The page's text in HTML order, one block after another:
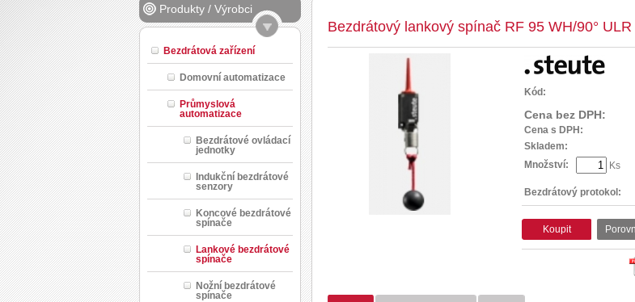
Produkty / Výrobci
Bezdrátová zařízení
Domovní automatizace
Průmyslová
automatizace
Bezdrátové ovládací
jednotky
Indukční bezdrátové
senzory
Koncové bezdrátové
spínače
Lankové bezdrátové
spínače
Nožní bezdrátové
spínače
Bezdrátový lankový spínač RF 95 WH/90°
Kód:
Cena bez DPH:
Cena s DPH:
Skladem:
Množství:
Ks
Bezdrátový protokol:
Koupit